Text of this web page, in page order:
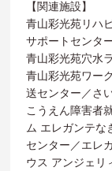
【関連施設】
青山彩光苑リハ
サポートセンタ
青山彩光苑穴水
青山彩光苑ワー
送センター／さ
こうえん障害者
ム エレガンテな
センター／エレ
ウス アンジェリ